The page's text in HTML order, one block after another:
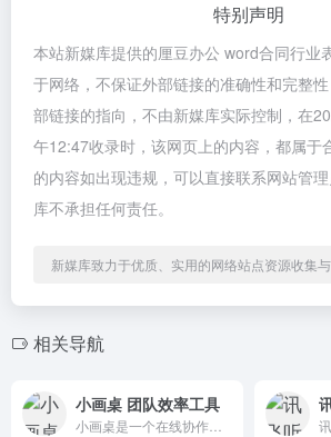
特别声明
本站新媒库提供的厘豆办公 word合同行业
于网络，不保证外部链接的准确性和完整
部链接的指向，不由新媒库实际控制，在
午12:47收录时，该网页上的内容，都属于
的内容如出现违规，可以直接联系网站管
库不承担任何责任。
新媒库致力于优质、实用的网络站点资源收集与
相关导航
小画桌 团队效率工具